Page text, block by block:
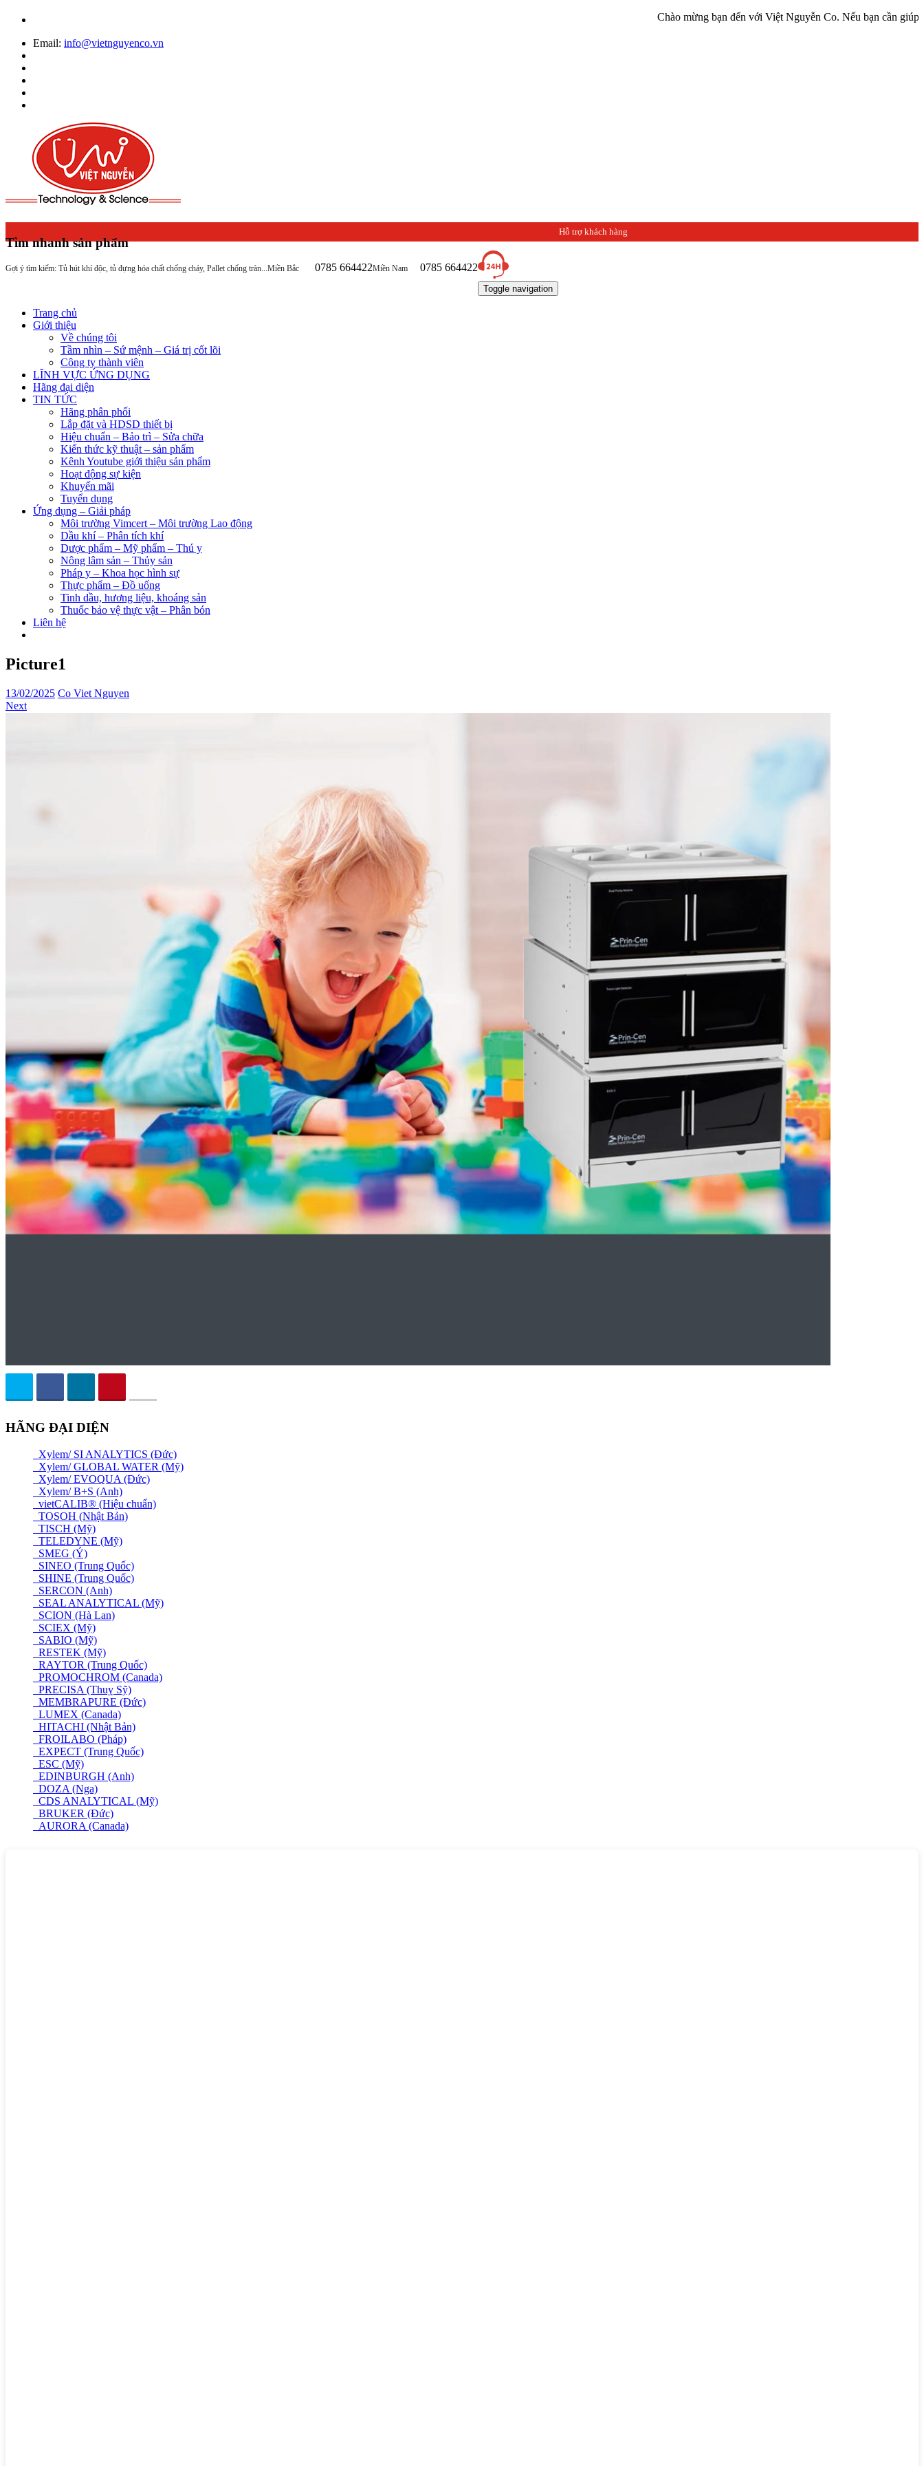
Chào mừng bạn đến với Việt Nguyễn Co. Nếu bạn cần giúp đỡ hãy liên
Email: info@vietnguyenco.vn
Tìm nhanh sản phẩm
Gợi ý tìm kiếm: Tủ hút khí độc, tủ đựng hóa chất chống cháy, Pallet chống tràn...
Hỗ trợ khách hàng
Miền Bắc 0785 664422Miền Nam 0785 664422
Toggle navigation
Trang chủ
Giới thiệu
Về chúng tôi
Tầm nhìn – Sứ mệnh – Giá trị cốt lõi
Công ty thành viên
LĨNH VỰC ỨNG DỤNG
Hãng đại diện
TIN TỨC
Hãng phân phối
Lắp đặt và HDSD thiết bị
Hiệu chuẩn – Bảo trì – Sửa chữa
Kiến thức kỹ thuật – sản phẩm
Kênh Youtube giới thiệu sản phẩm
Hoạt động sự kiện
Khuyến mãi
Tuyển dụng
Ứng dụng – Giải pháp
Môi trường Vimcert – Môi trường Lao động
Dầu khí – Phân tích khí
Dược phẩm – Mỹ phẩm – Thú y
Nông lâm sản – Thủy sản
Pháp y – Khoa học hình sự
Thực phẩm – Đồ uống
Tinh dầu, hương liệu, khoáng sản
Thuốc bảo vệ thực vật – Phân bón
Liên hệ
Picture1
13/02/2025 Co Viet Nguyen
Next
HÃNG ĐẠI DIỆN
Xylem/ SI ANALYTICS (Đức)
Xylem/ GLOBAL WATER (Mỹ)
Xylem/ EVOQUA (Đức)
Xylem/ B+S (Anh)
vietCALIB® (Hiệu chuẩn)
TOSOH (Nhật Bản)
TISCH (Mỹ)
TELEDYNE (Mỹ)
SMEG (Ý)
SINEO (Trung Quốc)
SHINE (Trung Quốc)
SERCON (Anh)
SEAL ANALYTICAL (Mỹ)
SCION (Hà Lan)
SCIEX (Mỹ)
SABIO (Mỹ)
RESTEK (Mỹ)
RAYTOR (Trung Quốc)
PROMOCHROM (Canada)
PRECISA (Thuỵ Sỹ)
MEMBRAPURE (Đức)
LUMEX (Canada)
HITACHI (Nhật Bản)
FROILABO (Pháp)
EXPECT (Trung Quốc)
ESC (Mỹ)
EDINBURGH (Anh)
DOZA (Nga)
CDS ANALYTICAL (Mỹ)
BRUKER (Đức)
AURORA (Canada)